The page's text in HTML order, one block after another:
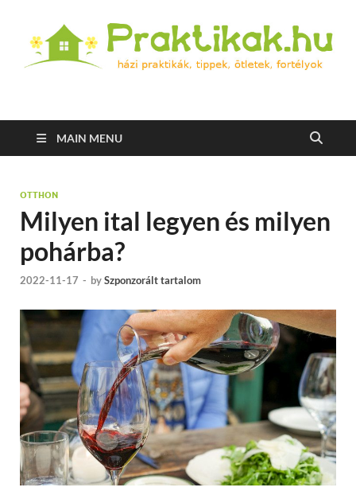
Praktikak.hu
MAIN MENU
OTTHON
Milyen ital legyen és milyen
pohárba?
2022-11-17 - bySzponzorált tartalom